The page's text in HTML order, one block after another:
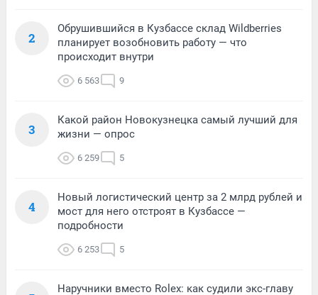
2
Обрушившийся в Кузбассе склад Wildberries
планирует возобновить работу — что
происходит внутри
6 563 9
3
Какой район Новокузнецка самый лучший для
жизни — опрос
6 259 5
4
Новый логистический центр за 2 млрд рублей и
мост для него отстроят в Кузбассе —
подробности
6 253 5
Наручники вместо Rolex: как судили экс-главу